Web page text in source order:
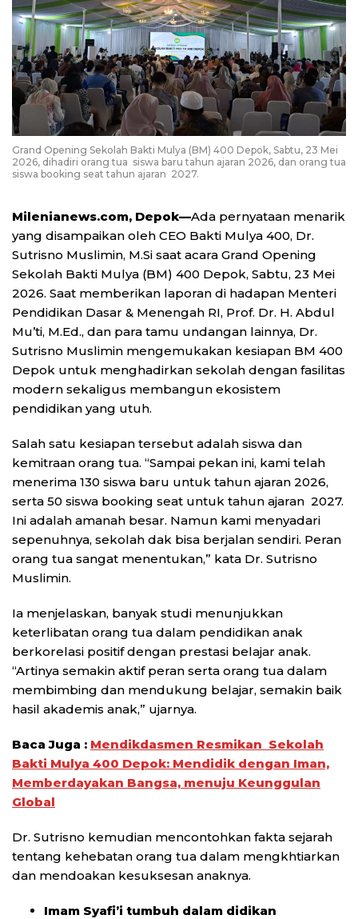
Grand Opening Sekolah Bakti Mulya (BM) 400 Depok, Sabtu, 23 Mei
2026, dihadiri orang tua siswa baru tahun ajaran 2026, dan orang tua
siswa booking seat tahun ajaran 2027.
Milenianews.com, Depok—Ada pernyataan menarik
yang disampaikan oleh CEO Bakti Mulya 400, Dr.
Sutrisno Muslimin, M.Si saat acara Grand Opening
Sekolah Bakti Mulya (BM) 400 Depok, Sabtu, 23 Mei
2026. Saat memberikan laporan di hadapan Menteri
Pendidikan Dasar & Menengah RI, Prof. Dr. H. Abdul
Mu’ti, M.Ed., dan para tamu undangan lainnya, Dr.
Sutrisno Muslimin mengemukakan kesiapan BM 400
Depok untuk menghadirkan sekolah dengan fasilitas
modern sekaligus membangun ekosistem
pendidikan yang utuh.
Salah satu kesiapan tersebut adalah siswa dan
kemitraan orang tua. “Sampai pekan ini, kami telah
menerima 130 siswa baru untuk tahun ajaran 2026,
serta 50 siswa booking seat untuk tahun ajaran 2027.
Ini adalah amanah besar. Namun kami menyadari
sepenuhnya, sekolah dak bisa berjalan sendiri. Peran
orang tua sangat menentukan,” kata Dr. Sutrisno
Muslimin.
Ia menjelaskan, banyak studi menunjukkan
keterlibatan orang tua dalam pendidikan anak
berkorelasi positif dengan prestasi belajar anak.
“Artinya semakin aktif peran serta orang tua dalam
membimbing dan mendukung belajar, semakin baik
hasil akademis anak,” ujarnya.
Baca Juga : Mendikdasmen Resmikan Sekolah
Bakti Mulya 400 Depok: Mendidik dengan Iman,
Memberdayakan Bangsa, menuju Keunggulan
Global
Dr. Sutrisno kemudian mencontohkan fakta sejarah
tentang kehebatan orang tua dalam mengkhtiarkan
dan mendoakan kesuksesan anaknya.
Imam Syafi’i tumbuh dalam didikan